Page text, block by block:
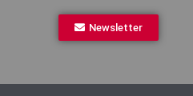
Newsletter